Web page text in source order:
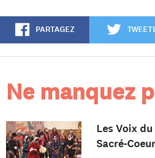
PARTAGEZ
Ne manquez
Les Voix du
Sacré-Coeur